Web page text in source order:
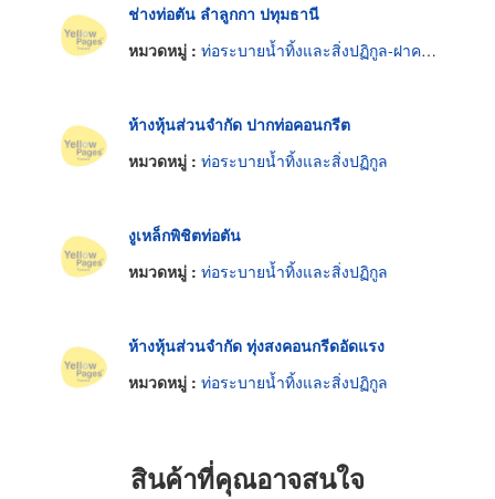
ช่างท่อตัน ลำลูกกา ปทุมธานี
หมวดหมู่ : ท่อระบายน้ำทิ้งและสิ่งปฏิกูล-ฝาครอบ
ห้างหุ้นส่วนจำกัด ปากท่อคอนกรีต
หมวดหมู่ : ท่อระบายน้ำทิ้งและสิ่งปฏิกูล
งูเหล็กพิชิตท่อตัน
หมวดหมู่ : ท่อระบายน้ำทิ้งและสิ่งปฏิกูล
ห้างหุ้นส่วนจำกัด ทุ่งสงคอนกรีดอัดแรง
หมวดหมู่ : ท่อระบายน้ำทิ้งและสิ่งปฏิกูล
สินค้าที่คุณอาจสนใจ